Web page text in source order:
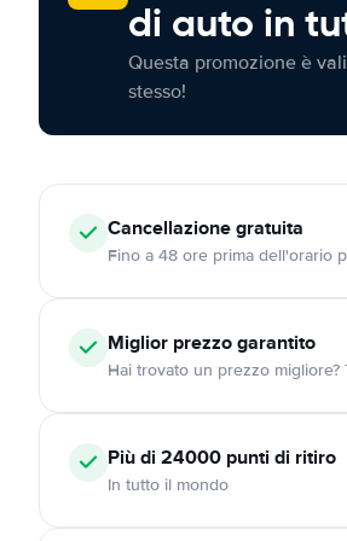
di auto in
Questa promozione è
stesso!
Cancellazionegratuita
Fino a 48 ore prima dell'orario
Miglior prezzo garantito
Hai trovato un prezzo
Più di 24000 punti di ritiro
In tutto il mondo